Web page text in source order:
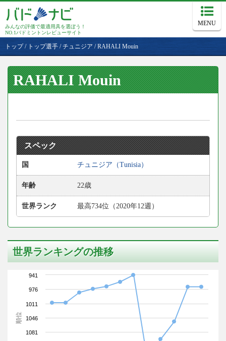
みんなの評価で最適用具を選ぼう！
NO.1バドミントンレビューサイト
MENU
トップ/ トップ選手 /チュニジア /RAHALI Mouin
RAHALI Mouin
スペック
国 チュニジア（Tunisia）
年齢 22歳
世界ランク 最高734位（2020年12週）
世界ランキングの推移
順位
941
976
1011
1046
1081